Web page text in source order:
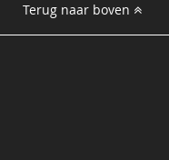
Terug naar boven